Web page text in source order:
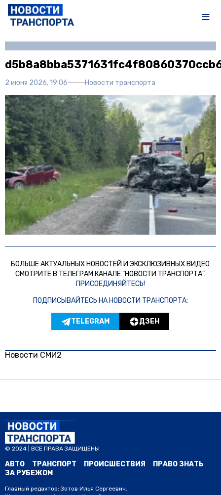
2 июня 2026, 19:06 Новости транспорта
БОЛЬШЕ АКТУАЛЬНЫХ НОВОСТЕЙ И ЭКСКЛЮЗИВНЫХ ВИДЕО
СМОТРИТЕ В ТЕЛЕГРАМ КАНАЛЕ "НОВОСТИ ТРАНСПОРТА".
ПРИСОЕДИНЯЙТЕСЬ!
ПОДПИСЫВАЙТЕСЬ НА НОВОСТИ ТРАНСПОРТА:
TELEGRAM ДЗЕН
Новости СМИ2
© 2024 | ВСЕ ПРАВА ЗАЩИЩЕНЫ
АВТО ТРАНСПОРТ ПРОИСШЕСТВИЯ
ПРАВО ЗНАТЬ
ЗА РУБЕЖОМ
Главный редактор: Зотов Илья Сергеевич.